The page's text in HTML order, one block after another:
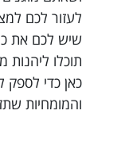
לעזור לכם
שיש לכם את
כאן כדי לספק
והמומחיות